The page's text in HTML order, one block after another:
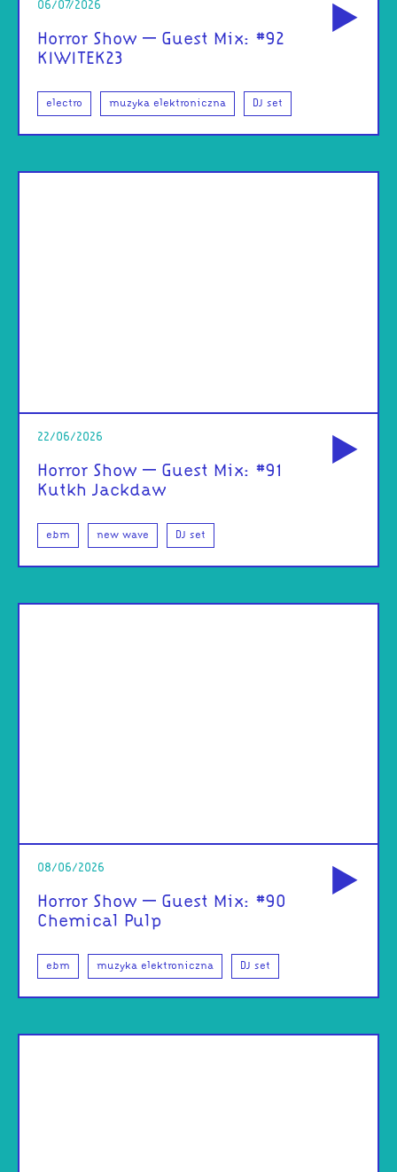
06/07/2026
Horror Show – Guest Mix: #92
KIWITEK23
electro muzyka elektroniczna DJ set
22/06/2026
Horror Show – Guest Mix: #91
Kutkh Jackdaw
ebm new wave DJ set
08/06/2026
Horror Show – Guest Mix: #90
Chemical Pulp
ebm muzyka elektroniczna DJ set